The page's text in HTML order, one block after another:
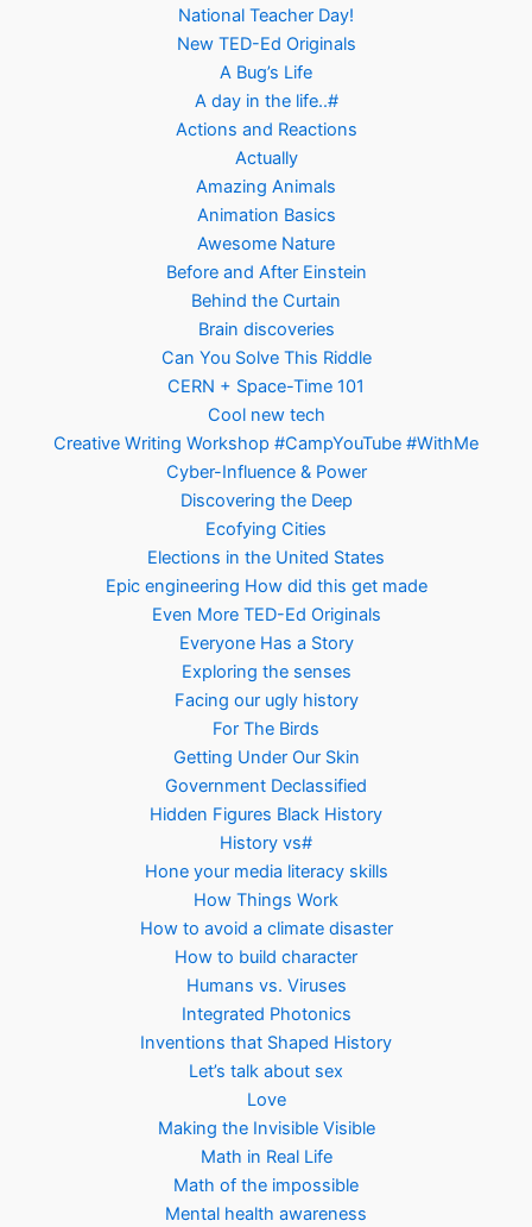
National Teacher Day!
New TED-Ed Originals
A Bug’s Life
A day in the life..#
Actions and Reactions
Actually
Amazing Animals
Animation Basics
Awesome Nature
Before and After Einstein
Behind the Curtain
Brain discoveries
Can You Solve This Riddle
CERN + Space-Time 101
Cool new tech
Creative Writing Workshop #CampYouTube #WithMe
Cyber-Influence & Power
Discovering the Deep
Ecofying Cities
Elections in the United States
Epic engineering How did this get made
Even More TED-Ed Originals
Everyone Has a Story
Exploring the senses
Facing our ugly history
For The Birds
Getting Under Our Skin
Government Declassified
Hidden Figures Black History
History vs#
Hone your media literacy skills
How Things Work
How to avoid a climate disaster
How to build character
Humans vs. Viruses
Integrated Photonics
Inventions that Shaped History
Let’s talk about sex
Love
Making the Invisible Visible
Math in Real Life
Math of the impossible
Mental health awareness